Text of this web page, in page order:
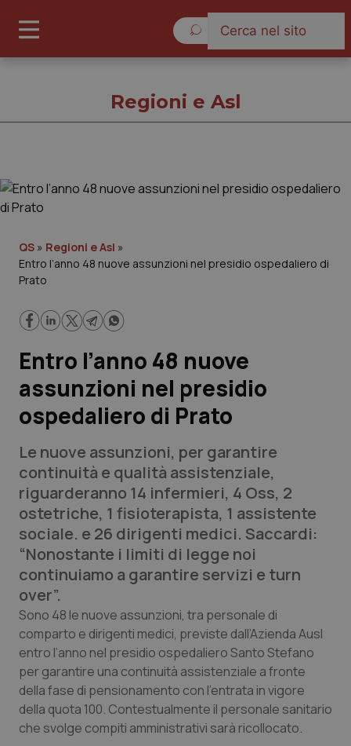
Governo e Parlamento
Regioni e Asl
Lavoro e Professioni
Scienza e Farmaci
Studi e Analisi
Lettere al direttore
Edizioni Regionali
QS Pro
Professionisti Sanitari.AI
Abruzzo
Basilicata
Calabria
QS Pro Gold
Artrite & artrosi
Asma & BPCO
QS Club Newsletter
Regioni e Asl
QS » Regioni e Asl »
Entro l’anno 48 nuove assunzioni nel presidio ospedaliero di
Prato
Entro l’anno 48 nuove
assunzioni nel presidio
ospedaliero di Prato
Le nuove assunzioni, per garantire
continuità e qualità assistenziale,
riguarderanno 14 infermieri, 4 Oss, 2
ostetriche, 1 fisioterapista, 1 assistente
sociale. e 26 dirigenti medici. Saccardi:
“Nonostante i limiti di legge noi
continuiamo a garantire servizi e turn
over”.
Sono 48 le nuove assunzioni, tra personale di
comparto e dirigenti medici, previste dall’Azienda Ausl
entro l’anno nel presidio ospedaliero Santo Stefano
per garantire una continuità assistenziale a fronte
della fase di pensionamento con l’entrata in vigore
della quota 100. Contestualmente il personale sanitario
che svolge compiti amministrativi sarà ricollocato.